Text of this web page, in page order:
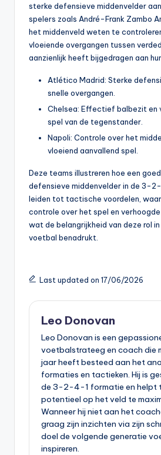
sterke defensieve middenvelder
spelers zoals André-Frank Zambo
het middenveld weten te
vloeiende overgangen tussen
aanzienlijk heeft bijgedragen aan
Atlético Madrid: Sterke
snelle overgangen.
Chelsea: Effectief balbezit en
spel van de tegenstander.
Napoli: Controle over het
vloeiend aanvallend spel.
Deze teams illustreren hoe een
defensieve middenvelder in de 3-
leiden tot tactische voordelen,
controle over het spel en verhoogde
wat de belangrijkheid van deze rol
voetbal benadrukt.
Last updated on 17/06/2026
Leo Donovan
Leo Donovan is een
voetbalstrateeg en coach die
jaar heeft besteed aan het
formaties en tactieken. Hij is
de 3-2-4-1 formatie en helpt
potentieel op het veld te
Wanneer hij niet aan het
graag zijn inzichten via zijn
doel de volgende generatie
inspireren.